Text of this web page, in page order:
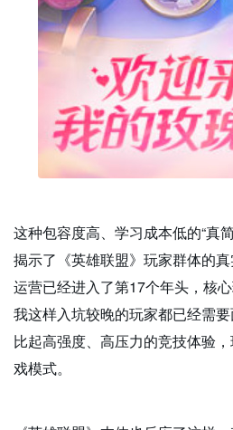
这种包容度高、学习成本低的“真
揭示了《英雄联盟》玩家群体的
运营已经进入了第17个年头，核
我这样入坑较晚的玩家都已经需
比起高强度、高压力的竞技体验
戏模式。